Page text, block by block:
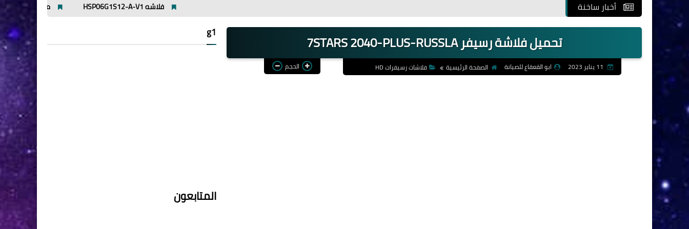
أخبار ساخنة مميزات وعيوب افوميتر ut89x
تحميل فلاشة رسيفر 7STARS 2040-PLUS-RUSSLA
ابو القعقاع للصيانة الصفحة الرئيسية فلاشات رسيفرات HD الحجم
g1
المتابعون